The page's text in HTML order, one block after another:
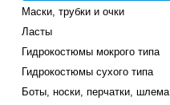
Маски, трубки и очки
Ласты
Гидрокостюмы мокрого типа
Гидрокостюмы сухого типа
Боты, носки, перчатки, шлема